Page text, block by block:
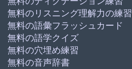
無料のリスニング理解力の練習
無料の語彙フラッシュカード
無料の語学クイズ
無料の穴埋め練習
無料の音声辞書